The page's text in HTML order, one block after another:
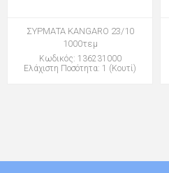
ΣΥΡΜΑΤΑ KANGARO 23/10
1000τεμ
Κωδικός: 136231000
Ελάχιστη Ποσότητα: 1 (Κουτί)